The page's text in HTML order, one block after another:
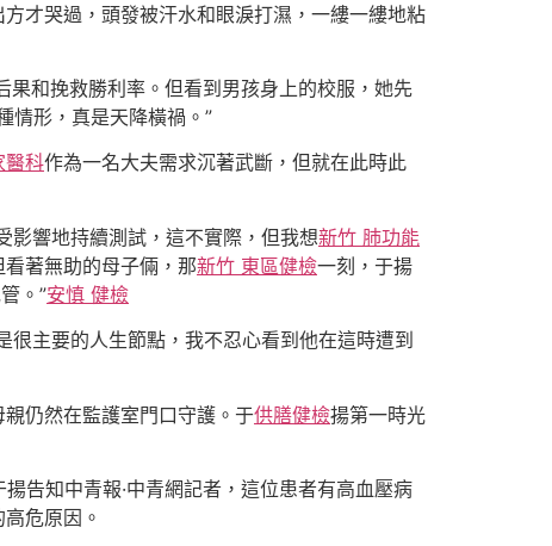
才哭過，頭發被汗水和眼淚打濕，一縷一縷地粘
和挽救勝利率。但看到男孩身上的校服，她先
情形，真是天降橫禍。”
醫科作為一名大夫需求沉著武斷，但就在此時此
影響地持續測試，這不實際，但我想新竹 肺功能
著無助的母子倆，那新竹 東區健檢一刻，于揚
。”安慎 健檢
主要的人生節點，我不忍心看到他在這時遭到
仍然在監護室門口守護。于供膳健檢揚第一時光
告知中青報·中青網記者，這位患者有高血壓病
危原因。